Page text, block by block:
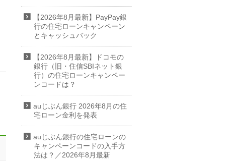
【2026年8月最新】PayPay銀
行の住宅ローンキャンペーン
とキャッシュバック
【2026年8月最新】ドコモの
銀行（旧・住信SBIネット銀
行）の住宅ローンキャンペー
ンコードは？
auじぶん銀行 2026年8月の住
宅ローン金利を発表
auじぶん銀行の住宅ローンの
キャンペーンコードの入手方
法は？／2026年8月最新